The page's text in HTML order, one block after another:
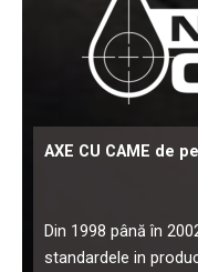
AXE CU CAME de
Din 1998 până în
standardele in